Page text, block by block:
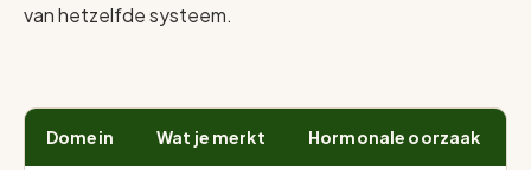
van hetzelfde systeem.
Domein Wat je merkt Hormonale oorzaak